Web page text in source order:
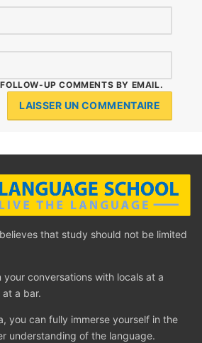
UP COMMENTS BY EMAIL.
that study should not be limited
your conversations with locals at a
a bar.
you can fully immerse yourself in the
understanding of the language.